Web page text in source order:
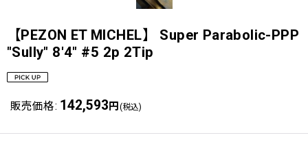
【PEZON ET MICHEL】 Super Parabolic-PPP
"Sully" 8'4" #5 2p 2Tip
販売価格: 142,593 円 (税込)